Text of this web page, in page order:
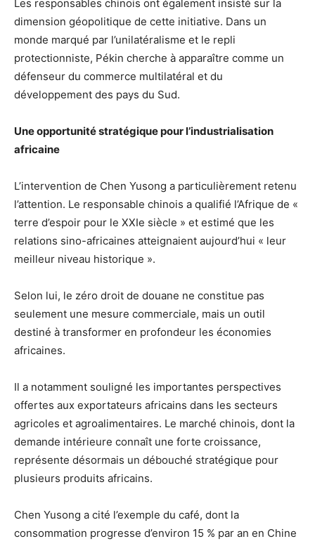
Les responsables chinois ont également insisté sur la
dimension géopolitique de cette initiative. Dans un
monde marqué par l’unilatéralisme et le repli
protectionniste, Pékin cherche à apparaître comme un
défenseur du commerce multilatéral et du
développement des pays du Sud.
Une opportunité stratégique pour l’industrialisation
africaine
L’intervention de Chen Yusong a particulièrement retenu
l’attention. Le responsable chinois a qualifié l’Afrique de «
terre d’espoir pour le XXIe siècle » et estimé que les
relations sino-africaines atteignaient aujourd’hui « leur
meilleur niveau historique ».
Selon lui, le zéro droit de douane ne constitue pas
seulement une mesure commerciale, mais un outil
destiné à transformer en profondeur les économies
africaines.
Il a notamment souligné les importantes perspectives
offertes aux exportateurs africains dans les secteurs
agricoles et agroalimentaires. Le marché chinois, dont la
demande intérieure connaît une forte croissance,
représente désormais un débouché stratégique pour
plusieurs produits africains.
Chen Yusong a cité l’exemple du café, dont la
consommation progresse d’environ 15 % par an en Chine